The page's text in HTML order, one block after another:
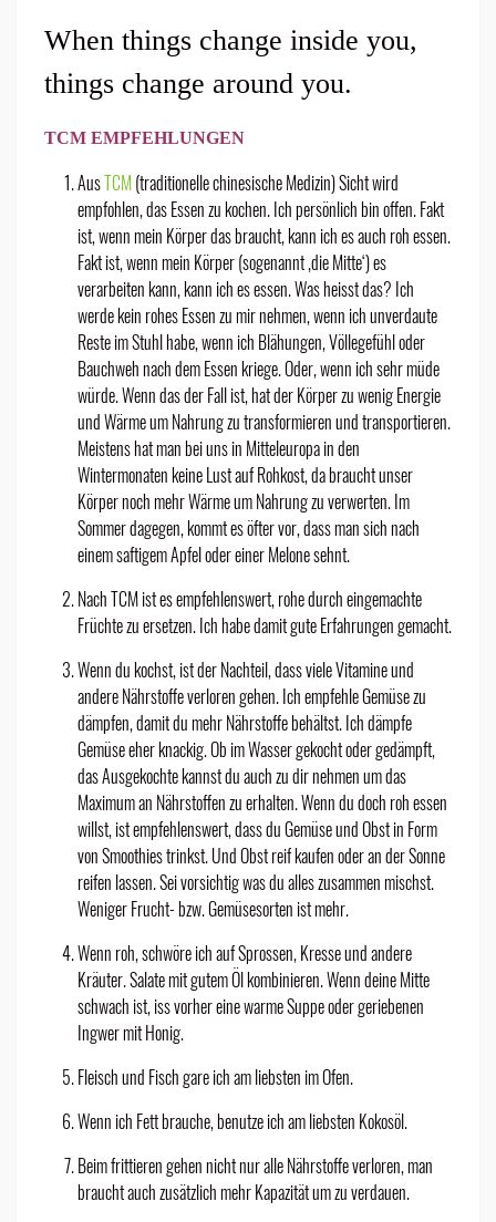
When things change inside you,
things change around you.
TCM EMPFEHLUNGEN
AusTCM(traditionelle chinesische Medizin) Sicht wird
empfohlen, das Essen zu kochen. Ich persönlich bin offen. Fakt
ist, wenn mein Körper das braucht, kann ich es auch roh essen.
Fakt ist, wenn mein Körper (sogenannt ‚die Mitte‘) es
verarbeiten kann, kann ich es essen. Was heisst das? Ich
werde kein rohes Essen zu mir nehmen, wenn ich unverdaute
Reste im Stuhl habe, wenn ich Blähungen, Völlegefühloder
Bauchweh nach dem Essen kriege.Oder, wenn ich sehr müde
würde.Wenn das der Fall ist, hat der Körper zu wenig Energie
und Wärme um Nahrung zu transformieren und transportieren.
Meistens hat man bei uns in Mitteleuropa in den
Wintermonaten keine Lust auf Rohkost, da braucht unser
Körper noch mehr Wärme um Nahrung zu verwerten. Im
Sommer dagegen, kommt es öfter vor, dass man sich nach
einem saftigem Apfel oder einer Melone sehnt.
Nach TCM ist es empfehlenswert, rohe durch eingemachte
Früchte zu ersetzen. Ich habe damit gute Erfahrungen gemacht.
Wenn du kochst, ist der Nachteil, dass viele Vitamine und
andere Nährstoffe verloren gehen. Ich empfehle Gemüse zu
dämpfen, damit du mehr Nährstoffe behältst. Ich dämpfe
Gemüse eher knackig. Ob im Wasser gekocht oder gedämpft,
das Ausgekochte kannst du auch zu dir nehmen um das
Maximum an Nährstoffen zu erhalten. Wenn du doch roh essen
willst, ist empfehlenswert, dass du Gemüse und Obst in Form
von Smoothies trinkst. Und Obst reif kaufen oderan der Sonne
reifen lassen. Sei vorsichtig was du alles zusammen mischst.
Weniger Frucht- bzw. Gemüsesorten ist mehr.
Wenn roh, schwöre ich auf Sprossen, Kresse und andere
Kräuter. Salate mit gutem Öl kombinieren. Wenn deine Mitte
schwach ist, iss vorher eine warme Suppe oder geriebenen
Ingwer mit Honig.
Fleisch und Fisch gare ich am liebsten im Ofen.
Wenn ich Fett brauche, benutze ich am liebsten Kokosöl.
Beim frittieren gehen nicht nur alle Nährstoffe verloren, man
braucht auch zusätzlich mehr Kapazität um zu verdauen.